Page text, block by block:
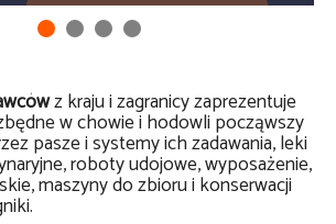
z kraju i zagranicy zaprezentuje
w chowie i hodowli począwszy
pasze i systemy ich zadawania, leki
roboty udojowe, wyposażenie,
maszyny do zbioru i konserwacji